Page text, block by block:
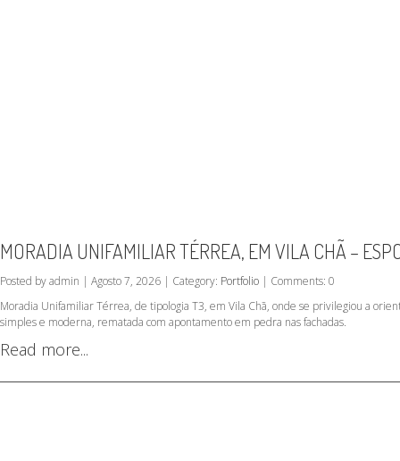
MORADIA UNIFAMILIAR TÉRREA, EM VILA CHÃ –
Posted by admin | Agosto 7, 2026 | Category: Portfolio | Comments: 0
Moradia Unifamiliar Térrea, de tipologia T3, em Vila Chã, onde se privilegiou a
simples e moderna, rematada com apontamento em pedra nas fachadas.
Read more...